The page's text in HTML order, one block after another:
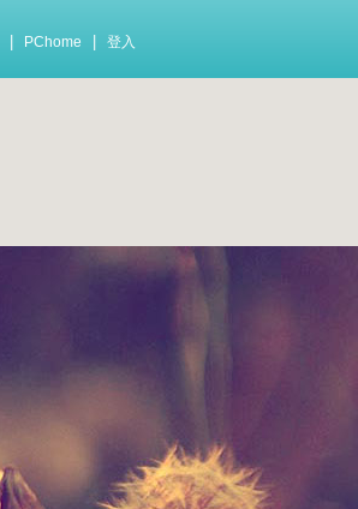
PChome 登入